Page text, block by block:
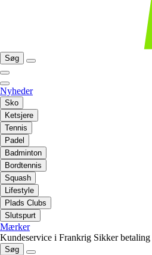
Søg
Nyheder
Sko
Ketsjere
Tennis
Padel
Badminton
Bordtennis
Squash
Lifestyle
Plads Clubs
Slutspurt
Mærker
Kundeservice i Frankrig Sikker betaling
Søg